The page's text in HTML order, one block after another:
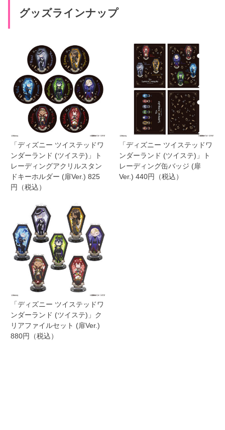
グッズラインナップ
「ディズニー ツイステッドワ
ンダーランド (ツイステ)」ト
レーディングアクリルスタン
ドキーホルダー (扉Ver.) 825
円（税込）
「ディズニー ツイステッドワ
ンダーランド (ツイステ)」ト
レーディング缶バッジ (扉
Ver.) 440円（税込）
「ディズニー ツイステッドワ
ンダーランド (ツイステ)」ク
リアファイルセット (扉Ver.)
880円（税込）